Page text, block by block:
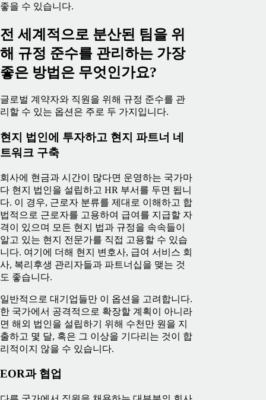
좋을 수 있습니다.
전 세계적으로 분산된 팀을 위
해 규정 준수를 관리하는 가장
좋은 방법은 무엇인가요?
글로벌 계약자와 직원을 위해 규정 준수를 관
리할 수 있는 옵션은 주로 두 가지입니다.
현지 법인에 투자하고 현지 파트너 네
트워크 구축
회사에 현금과 시간이 많다면 운영하는 국가마
다 현지 법인을 설립하고 HR 부서를 두면 됩니
다. 이 경우, 근로자 분류를 제대로 이해하고 합
법적으로 근로자를 고용하여 급여를 지급할 자
격이 있으며 모든 현지 법과 규정을 속속들이
알고 있는 현지 전문가를 직접 고용할 수 있습
니다. 여기에 더해 현지 변호사, 급여 서비스 회
사, 복리후생 관리자들과 파트너십을 맺는 것
도 좋습니다.
일반적으로 대기업들만 이 옵션을 고려합니다.
한 국가에서 공격적으로 확장할 계획이 아니라
면 해외 법인을 설립하기 위해 수천만 원을 지
출하고 몇 달, 혹은 그 이상을 기다리는 것이 합
리적이지 않을 수 있습니다.
EOR과 협업